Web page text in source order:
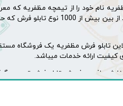
نام خود را از تیمچه مظفریه که
بافندگان تابلو فرش تبریز و شهر
تابلو فرش مظفریه یک فروشگاه
کیفیت ارائه خدمات میباشد.
بافت و فروش تابلو فرش
تصمیم
را به خریداران محترم میدهیم